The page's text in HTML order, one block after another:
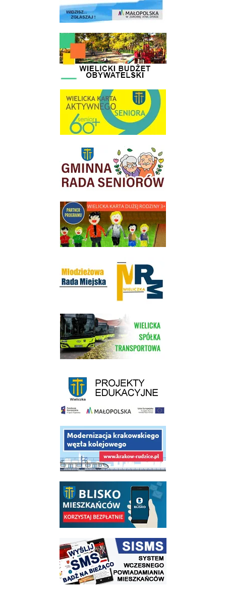
link do strony - Wielicki Budżet Obywatelski
link do strony Wielicka Karta Aktywnego Seniora
link do strony Gminnej Rady Seniorow - Wieliczka
link do strony - Wielicka Karta Dużej Rodziny
link do strony Wielickiej Spółki Transportowej
link do opisu projektu budowy linii kolejowej Krakow Rudzice
link do opisu aplikacji - BLISKO, Gmina Wieliczka w aplikacji Blisko
link do strony systemu wczesnego ostrzegania mieszkańców SISMS